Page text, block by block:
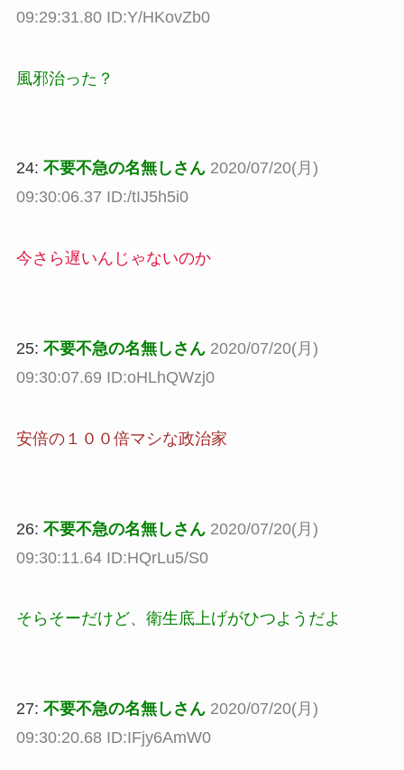
09:29:31.80 ID:Y/HKovZb0
風邪治った？
24: 不要不急の名無しさん 2020/07/20(月)
09:30:06.37 ID:/tIJ5h5i0
今さら遅いんじゃないのか
25: 不要不急の名無しさん 2020/07/20(月)
09:30:07.69 ID:oHLhQWzj0
安倍の１００倍マシな政治家
26: 不要不急の名無しさん 2020/07/20(月)
09:30:11.64 ID:HQrLu5/S0
そらそーだけど、衛生底上げがひつようだよ
27: 不要不急の名無しさん 2020/07/20(月)
09:30:20.68 ID:IFjy6AmW0